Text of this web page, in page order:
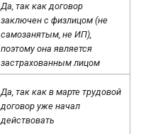
Да, так как договор
заключен с физлицом (не
самозанятым, не ИП),
поэтому она является
застрахованным лицом
Да, так как в марте трудовой
договор уже начал
действовать